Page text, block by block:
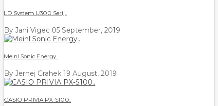
LD System U300 Serij..
By Jani Vigec 05 September, 2019
Meinl Sonic Energy..
By Jernej Grahek 19 August, 2019
CASIO PRIVIA PX-S100..